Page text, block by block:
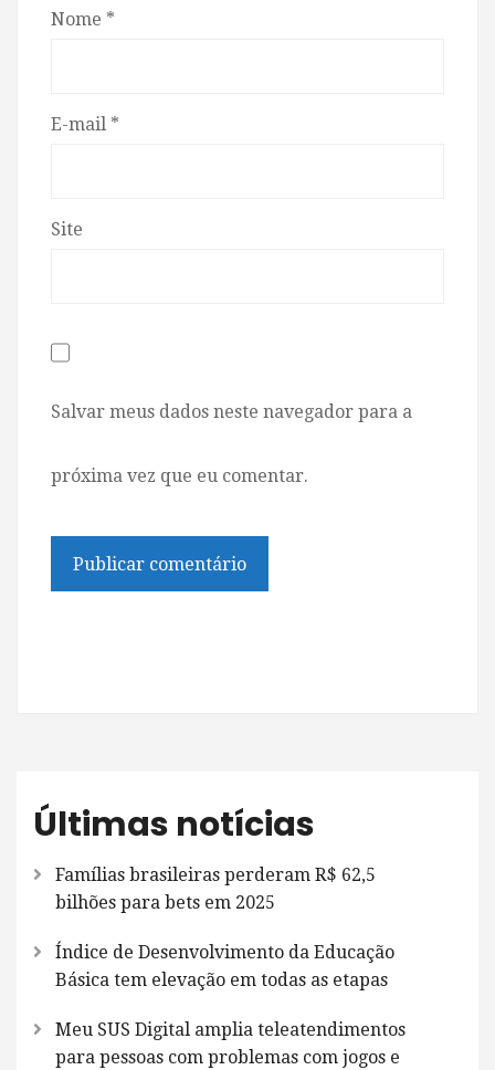
Nome *
E-mail *
Site
Salvar meus dados neste navegador para a
próxima vez que eu comentar.
Últimas notícias
Famílias brasileiras perderam R$ 62,5
bilhões para bets em 2025
Índice de Desenvolvimento da Educação
Básica tem elevação em todas as etapas
Meu SUS Digital amplia teleatendimentos
para pessoas com problemas com jogos e